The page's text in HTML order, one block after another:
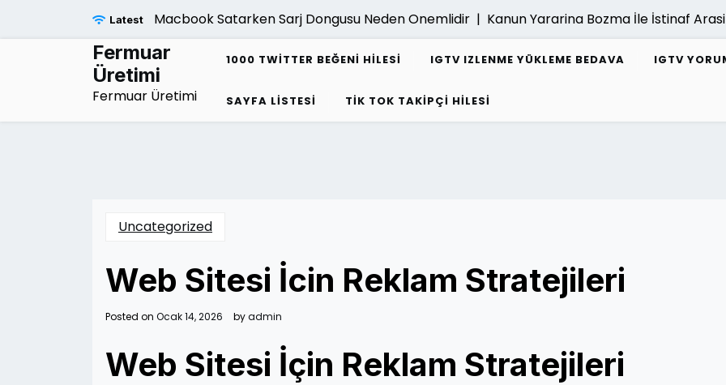
LatestMacbook Satarken Sarj Dongusu Neden Onemlidir |Kanun Yararina Bozma İle İstinaf
Fermuar
Üretimi
Fermuar Üretimi
1000 TWITTER BEĞENI HILESI IGTV IZLENME YÜKLEME BEDAVA IGTV
SAYFA LISTESI TIK TOK TAKIPÇI HILESI
Uncategorized
Web Sitesi İcin Reklam Stratejileri
Posted on Ocak 14, 2026 byadmin
Web Sitesi İçin Reklam Stratejileri